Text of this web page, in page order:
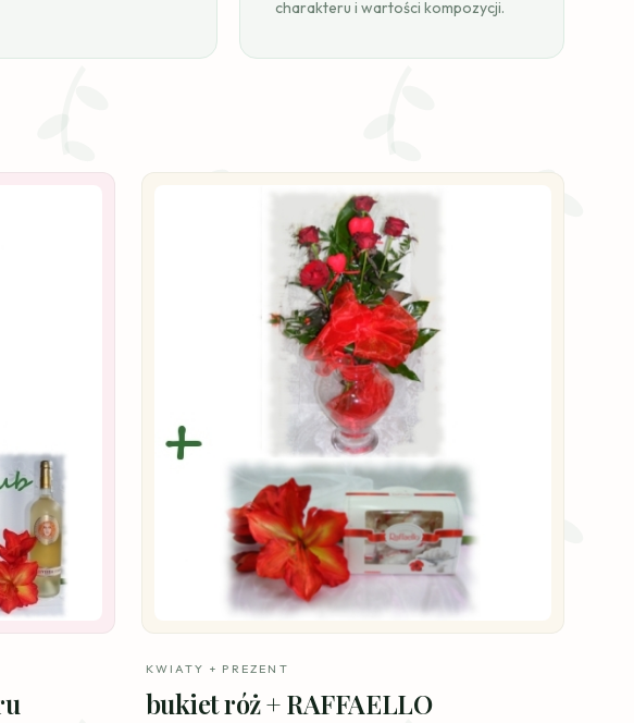
charakteru i wartości kompozycji.
KWIATY + PREZENT
bukiet róż + RAFFAELLO